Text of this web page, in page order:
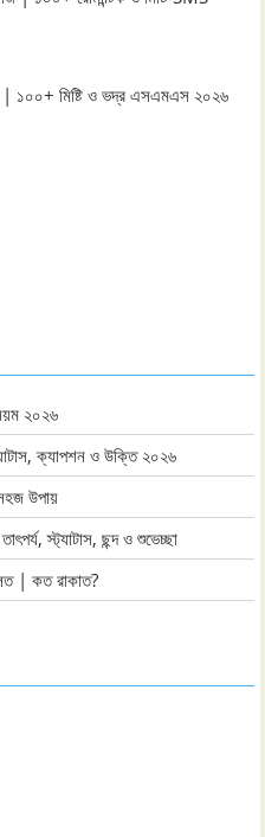
| ১০০+ মিষ্টি ও ভদ্র এসএমএস ২০২৬
২০২৬
ক্যাপশন ও উক্তি ২০২৬
উপায়
স্ট্যাটাস, ছন্দ ও শুভেচ্ছা
| কত রাকাত?